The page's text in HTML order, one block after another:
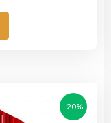
-20%